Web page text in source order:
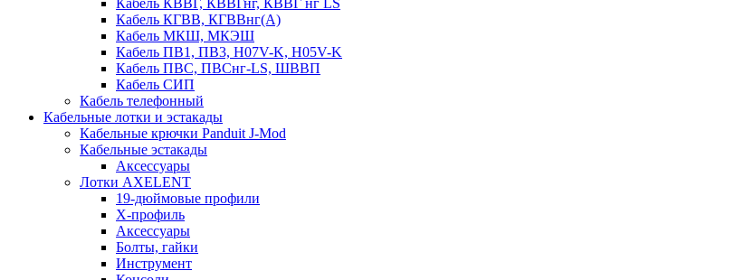
Кабель КГВВ, КГВВнг(А)
Кабель МКШ, МКЭШ
Кабель ПВ1, ПВ3, H07V-K, H05V-K
Кабель ПВС, ПВСнг-LS, ШВВП
Кабель СИП
Кабель телефонный
Кабельные лотки и эстакады
Кабельные крючки Panduit J-Mod
Кабельные эстакады
Аксессуары
Лотки AXELENT
19-дюймовые профили
X-профиль
Аксессуары
Болты, гайки
Инструмент